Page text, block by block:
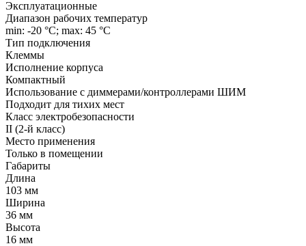
Эксплуатационные
Диапазон рабочих температур
min: -20 °C; max: 45 °C
Тип подключения
Клеммы
Исполнение корпуса
Компактный
Использование с диммерами/контроллерами ШИМ
Подходит для тихих мест
Класс электробезопасности
II (2-й класс)
Место применения
Только в помещении
Габариты
Длина
103 мм
Ширина
36 мм
Высота
16 мм